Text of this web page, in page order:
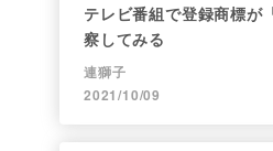
テレビ番組で登録商標が
察してみる
連獅子
2021/10/09